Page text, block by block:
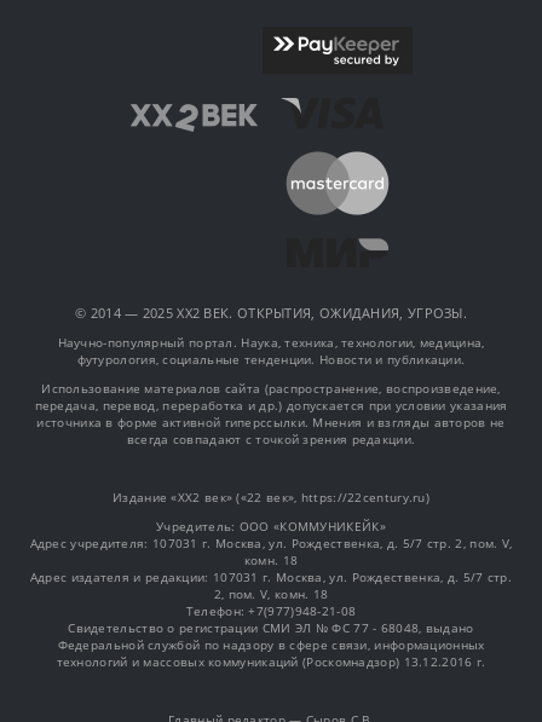
© 2014 — 2025 XX2 ВЕК. ОТКРЫТИЯ, ОЖИДАНИЯ, УГРОЗЫ.
Научно-популярный портал. Наука, техника, технологии, медицина,
футурология, социальные тенденции. Новости и публикации.
Использование материалов сайта (распространение, воспроизведение,
передача, перевод, переработка и др.) допускается при условии указания
источника в форме активной гиперссылки. Мнения и взгляды авторов не
всегда совпадают с точкой зрения редакции.
Издание «XX2 век» («22 век», https://22century.ru)
Учредитель: OOO «КОММУНИКЕЙК»
Адрес учредителя: 107031 г. Москва, ул. Рождественка, д. 5/7 стр. 2, пом. V,
комн. 18
Адрес издателя и редакции: 107031 г. Москва, ул. Рождественка, д. 5/7 стр.
2, пом. V, комн. 18
Телефон: +7(977)948-21-08
Свидетельство о регистрации СМИ ЭЛ № ФС 77 - 68048, выдано
Федеральной службой по надзору в сфере связи, информационных
технологий и массовых коммуникаций (Роскомнадзор) 13.12.2016 г.